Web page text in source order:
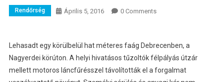
Rendőrség Április 5, 2016 0 Comments
Lehasadt egy körülbelül hat méteres faág Debrecenben, a
Nagyerdei körúton. A helyi hivatásos tűzoltók félpályás útzár
mellett motoros láncfűrésszel távolították el a forgalmat